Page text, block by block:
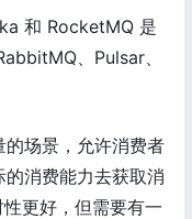
和 RocketMQ 是
、Pulsar、
场景，允许消费者
消费能力去获取消
更好，但需要有一